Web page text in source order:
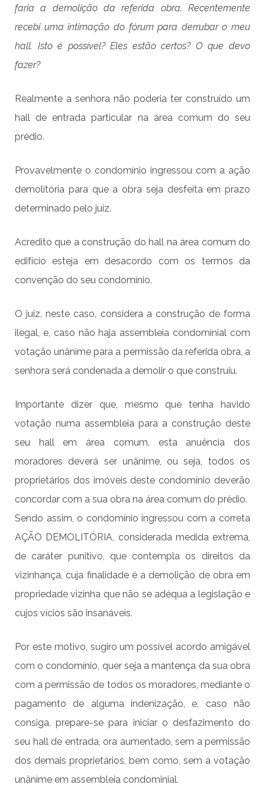
faria a demolição da referida obra. Recentemente
recebi uma intimação do fórum para derrubar o meu
hall. Isto é possível? Eles estão certos? O que devo
fazer?
Realmente a senhora não poderia ter construído um
hall de entrada particular na área comum do seu
prédio.
Provavelmente o condomínio ingressou com a ação
demolitória para que a obra seja desfeita em prazo
determinado pelo juiz.
Acredito que a construção do hall na área comum do
edifício esteja em desacordo com os termos da
convenção do seu condomínio.
O juiz, neste caso, considera a construção de forma
ilegal, e, caso não haja assembleia condominial com
votação unânime para a permissão da referida obra, a
senhora será condenada a demolir o que construiu.
Importante dizer que, mesmo que tenha havido
votação numa assembleia para a construção deste
seu hall em área comum, esta anuência dos
moradores deverá ser unânime, ou seja, todos os
proprietários dos imóveis deste condomínio deverão
concordar com a sua obra na área comum do prédio.
Sendo assim, o condomínio ingressou com a correta
AÇÃO DEMOLITÓRIA, considerada medida extrema,
de caráter punitivo, que contempla os direitos da
vizinhança, cuja finalidade é a demolição de obra em
propriedade vizinha que não se adéqua a legislação e
cujos vícios são insanáveis.
Por este motivo, sugiro um possível acordo amigável
com o condomínio, quer seja a mantença da sua obra
com a permissão de todos os moradores, mediante o
pagamento de alguma indenização, e, caso não
consiga, prepare-se para iniciar o desfazimento do
seu hall de entrada, ora aumentado, sem a permissão
dos demais proprietários, bem como, sem a votação
unânime em assembleia condominial.